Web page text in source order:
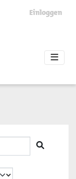
Einloggen